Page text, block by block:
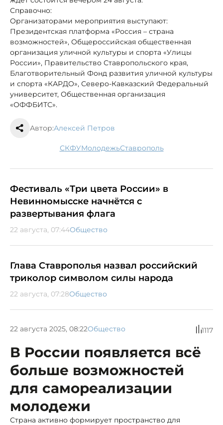
Справочно:
Организаторами мероприятия выступают:
Президентская платформа «Россия – страна
возможностей», Общероссийская общественная
организация уличной культуры и спорта «Улицы
России», Правительство Ставропольского края,
Благотворительный Фонд развития уличной культуры
и спорта «КАРДО», Северо-Кавказский Федеральный
университет, Общественная организация
«ОФФБИТС».
Автор:Алексей Петров
СКФУ молодежь Ставрополь
Фестиваль «Три цвета России» в
Невинномысске начнётся с
развертывания флага
22 августа, 07:44Общество
Глава Ставрополья назвал российский
триколор символом силы народа
22 августа, 07:28Общество
22 августа 2025, 08:22Общество 1117
В России появляется всё
больше возможностей
для самореализации
молодежи
Страна активно формирует пространство для